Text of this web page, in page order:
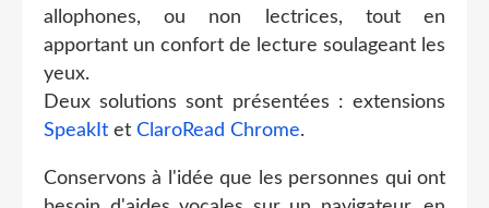
allophones, ou non lectrices, tout en
apportant un confort de lecture soulageant les
yeux.
Deux solutions sont présentées : extensions
SpeakIt et ClaroRead Chrome.
Conservons à l'idée que les personnes qui ont